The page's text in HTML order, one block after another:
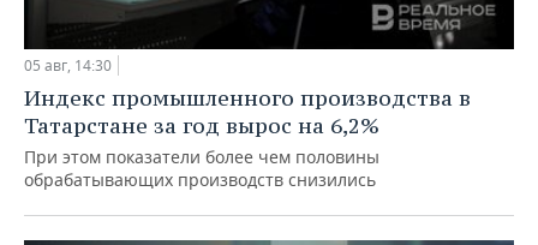
05 авг, 14:30
Индекс промышленного производства в
Татарстане за год вырос на 6,2%
При этом показатели более чем половины
обрабатывающих производств снизились